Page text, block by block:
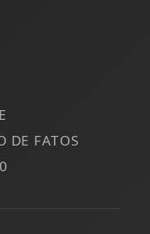
DE FATOS